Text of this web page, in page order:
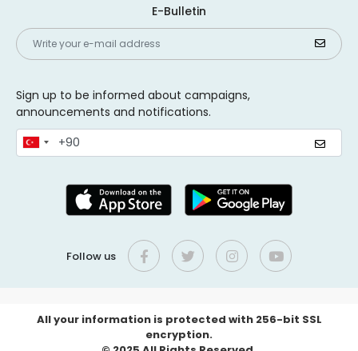
E-Bulletin
Sign up to be informed about campaigns,
announcements and notifications.
Follow us
All your information is protected with 256-bit SSL
encryption.